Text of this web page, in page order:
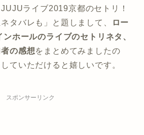
ライブ2019京都のセトリ！
タバレも」と題しまして、
ロー
ホールのライブのセトリネタ、
の感想をまとめてみましたの
ていただけると嬉しいです。
スポンサーリンク